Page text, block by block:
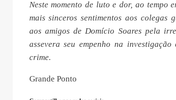
Neste momento de luto e dor, ao tempo
mais sinceros sentimentos aos colegas
aos amigos de Domício Soares pela
assevera seu empenho na
crime.
Grande Ponto